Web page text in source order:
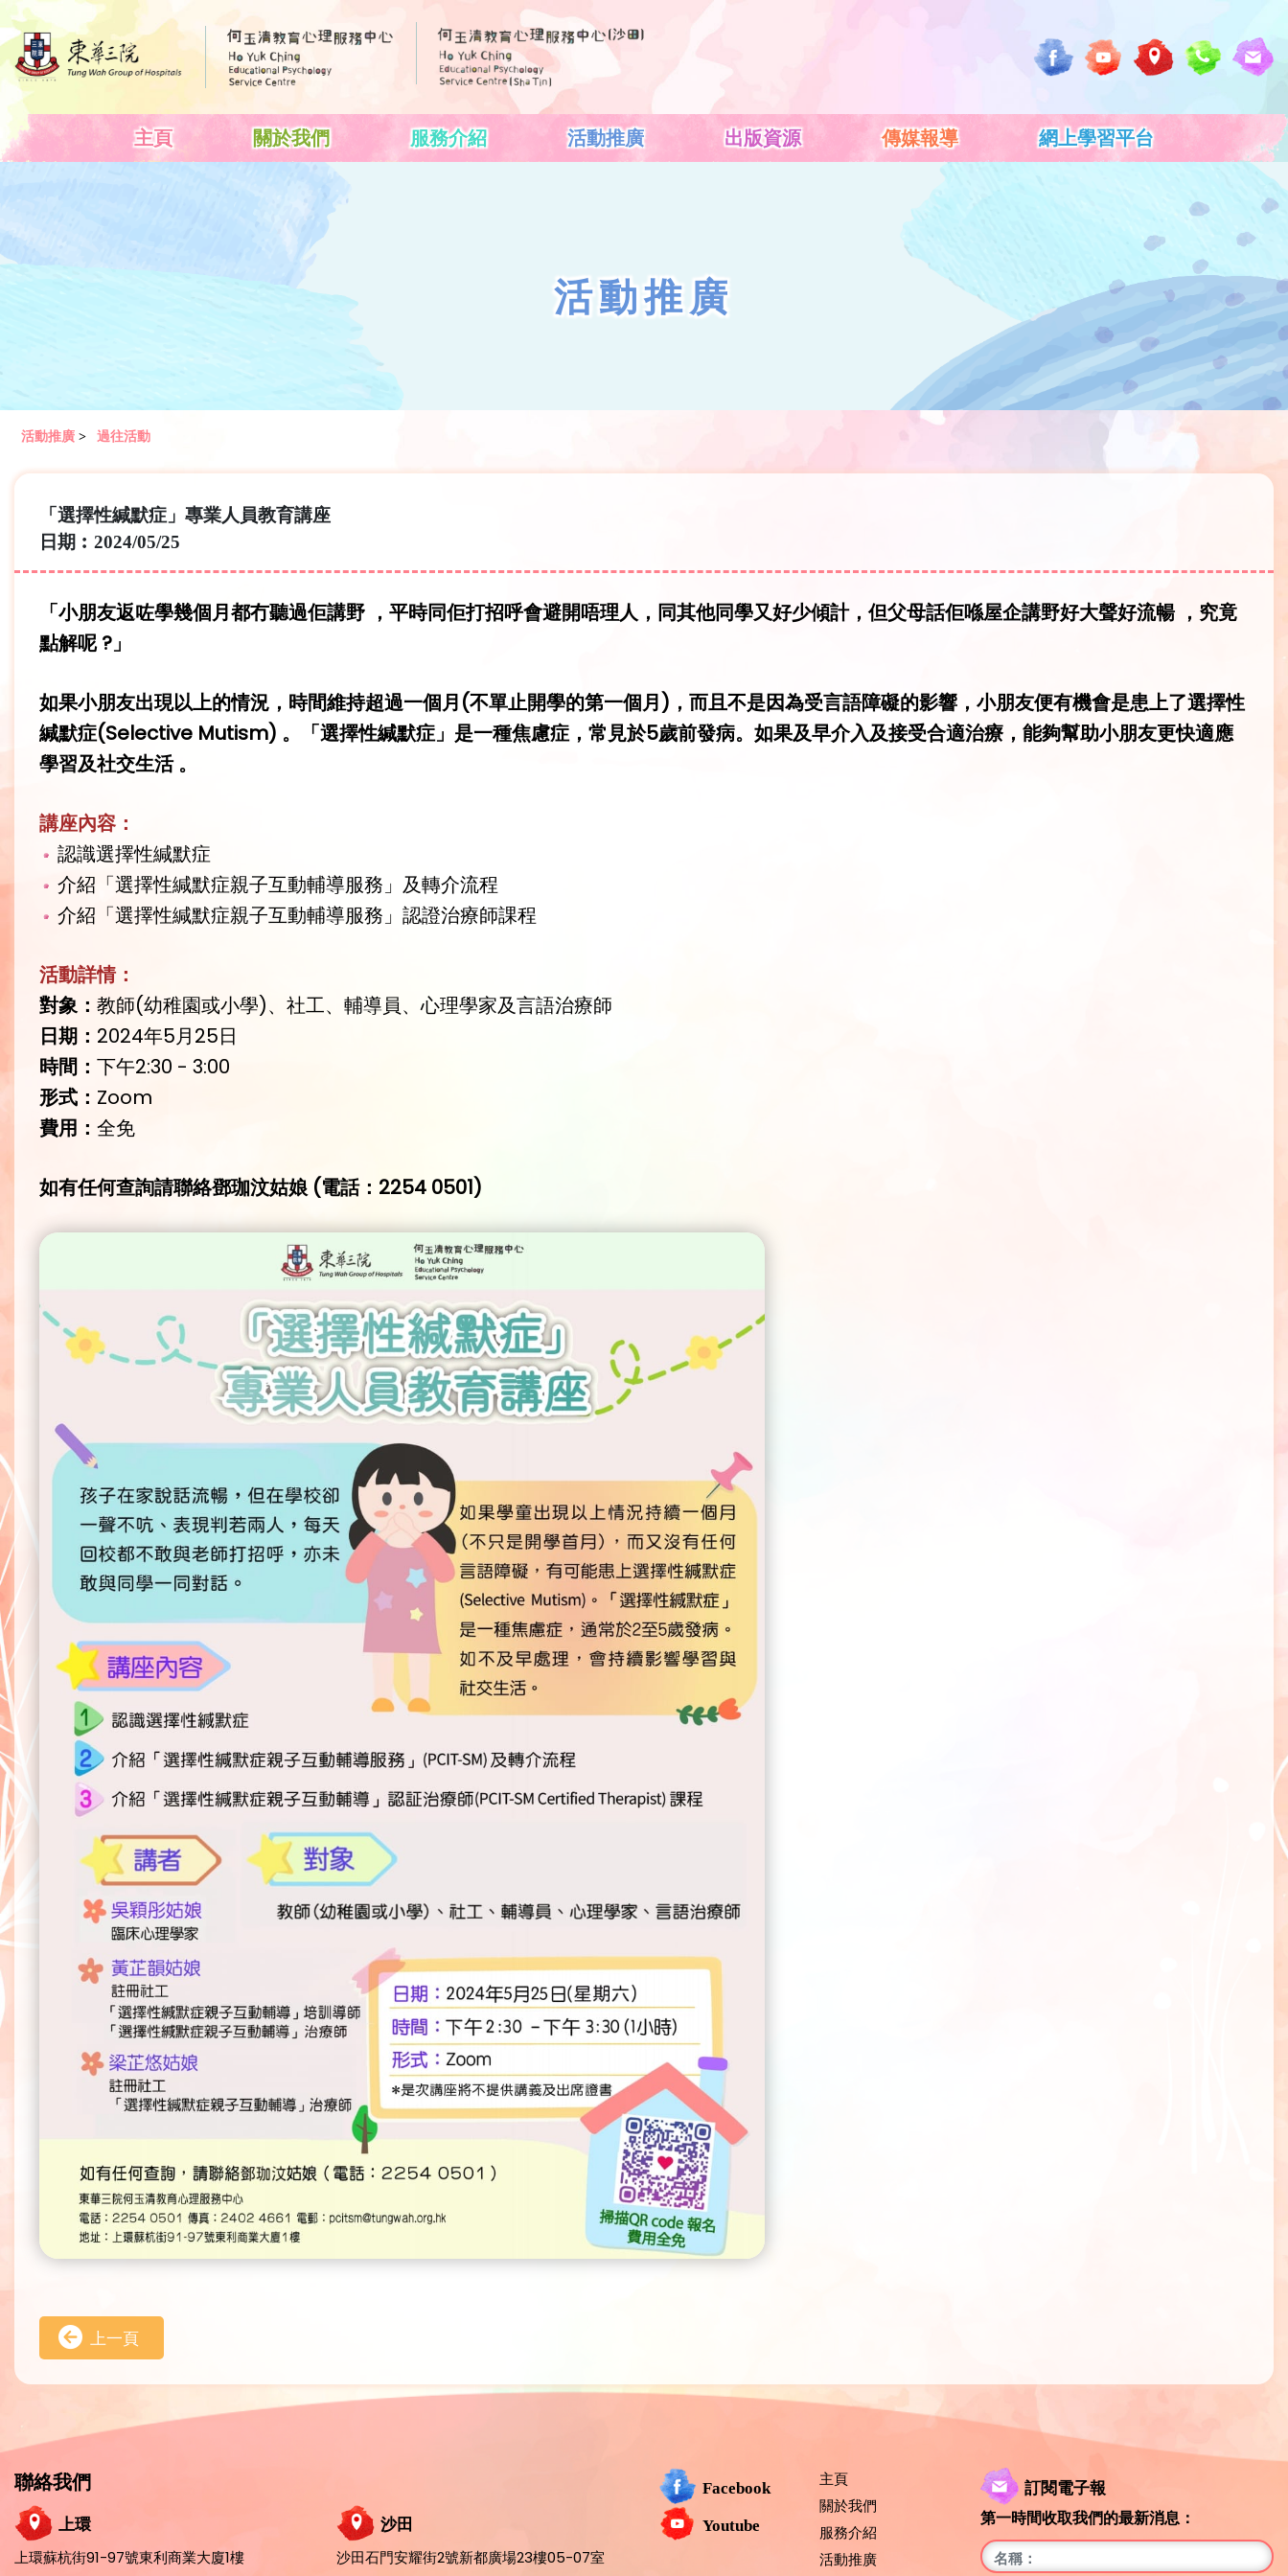
主頁 關於我們 服務介紹 活動推廣 出版資源 傳媒報導 網上學習平台
活動推廣
活動推廣 > 過往活動
「選擇性緘默症」專業人員教育講座
日期︰2024/05/25
「小朋友返咗學幾個月都冇聽過佢講野 ，平時同佢打招呼會避開唔理人，同其他同學又好少傾計，但父母話佢喺屋企講野好大聲好流暢 ，究竟
點解呢 ?」
如果小朋友出現以上的情況，時間維持超過一個月(不單止開學的第一個月)，而且不是因為受言語障礙的影響，小朋友便有機會是患上了選擇性
緘默症(Selective Mutism) 。「選擇性緘默症」是一種焦慮症，常見於5歲前發病。如果及早介入及接受合適治療，能夠幫助小朋友更快適應
學習及社交生活 。
講座內容：
認識選擇性緘默症
介紹「選擇性緘默症親子互動輔導服務」及轉介流程
介紹「選擇性緘默症親子互動輔導服務」認證治療師課程
活動詳情：
對象： 教師(幼稚園或小學)、社工、輔導員、心理學家及言語治療師
日期： 2024年5月25日
時間： 下午2:30 - 3:00
形式： Zoom
費用： 全免
如有任何查詢請聯絡鄧珈汶姑娘 (電話：2254 0501)
上一頁
聯絡我們
上環
上環蘇杭街91-97號東利商業大廈1樓
沙田
沙田石門安耀街2號新都廣場23樓05-07室
Facebook
Youtube
主頁
關於我們
服務介紹
活動推廣
訂閱電子報
第一時間收取我們的最新消息：